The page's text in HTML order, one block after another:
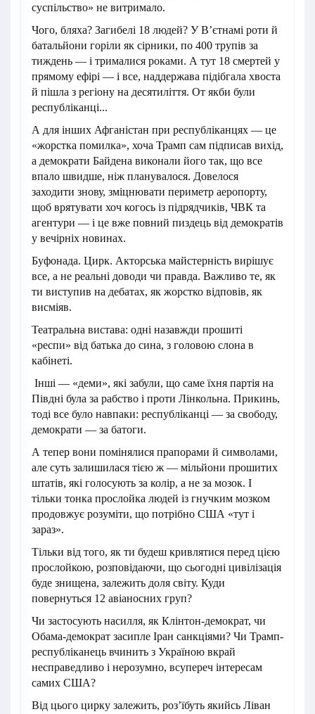
суспільство» не витримало.
Чого, бляха? Загибелі 18 людей? У В’єтнамі роти й
батальйони горіли як сірники, по 400 трупів за
тиждень — і трималися роками. А тут 18 смертей у
прямому ефірі — і все, наддержава підібгала хвоста
й пішла з регіону на десятиліття. От якби були
республіканці...
А для інших Афганістан при республіканцях — це
«жорстка помилка», хоча Трамп сам підписав вихід,
а демократи Байдена виконали його так, що все
впало швидше, ніж планувалося. Довелося
заходити знову, зміцнювати периметр аеропорту,
щоб врятувати хоч когось із підрядчиків, ЧВК та
агентури — і це вже повний пиздець від демократів
у вечірніх новинах.
Буфонада. Цирк. Акторська майстерність вирішує
все, а не реальні доводи чи правда. Важливо те, як
ти виступив на дебатах, як жорстко відповів, як
висміяв.
Театральна вистава: одні назавжди прошиті
«респи» від батька до сина, з головою слона в
кабінеті.
Інші — «деми», які забули, що саме їхня партія на
Півдні була за рабство і проти Лінкольна. Прикинь,
тоді все було навпаки: республіканці — за свободу,
демократи — за батоги.
А тепер вони помінялися прапорами й символами,
але суть залишилася тією ж — мільйони прошитих
штатів, які голосують за колір, а не за мозок. І
тільки тонка прослойка людей із гнучким мозком
продовжує розуміти, що потрібно США «тут і
зараз».
Тільки від того, як ти будеш кривлятися перед цією
прослойкою, розповідаючи, що сьогодні цивілізація
буде знищена, залежить доля світу. Куди
повернуться 12 авіаносних груп?
Чи застосують насилля, як Клінтон-демократ, чи
Обама-демократ засипле Іран санкціями? Чи Трамп-
республіканець вчинить з Україною вкрай
несправедливо і нерозумно, всупереч інтересам
самих США?
Від цього цирку залежить, роз’їбуть якийсь Ліван